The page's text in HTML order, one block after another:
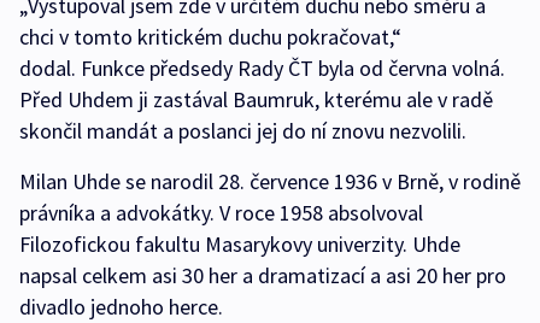
„Vystupoval jsem zde v určitém duchu nebo směru a
chci v tomto kritickém duchu pokračovat,“
dodal. Funkce předsedy Rady ČT byla od června volná.
Před Uhdem ji zastával Baumruk, kterému ale v radě
skončil mandát a poslanci jej do ní znovu nezvolili.
Milan Uhde se narodil 28. července 1936 v Brně, v rodině
právníka a advokátky. V roce 1958 absolvoval
Filozofickou fakultu Masarykovy univerzity. Uhde
napsal celkem asi 30 her a dramatizací a asi 20 her pro
divadlo jednoho herce.